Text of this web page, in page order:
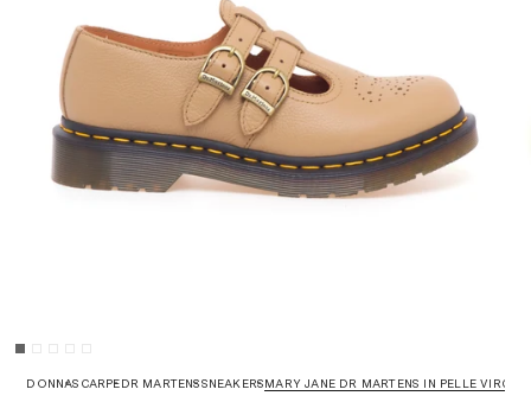
DONNASCARPEDR MARTENSSNEAKERSMARY JANE DR MARTENS IN PELLE